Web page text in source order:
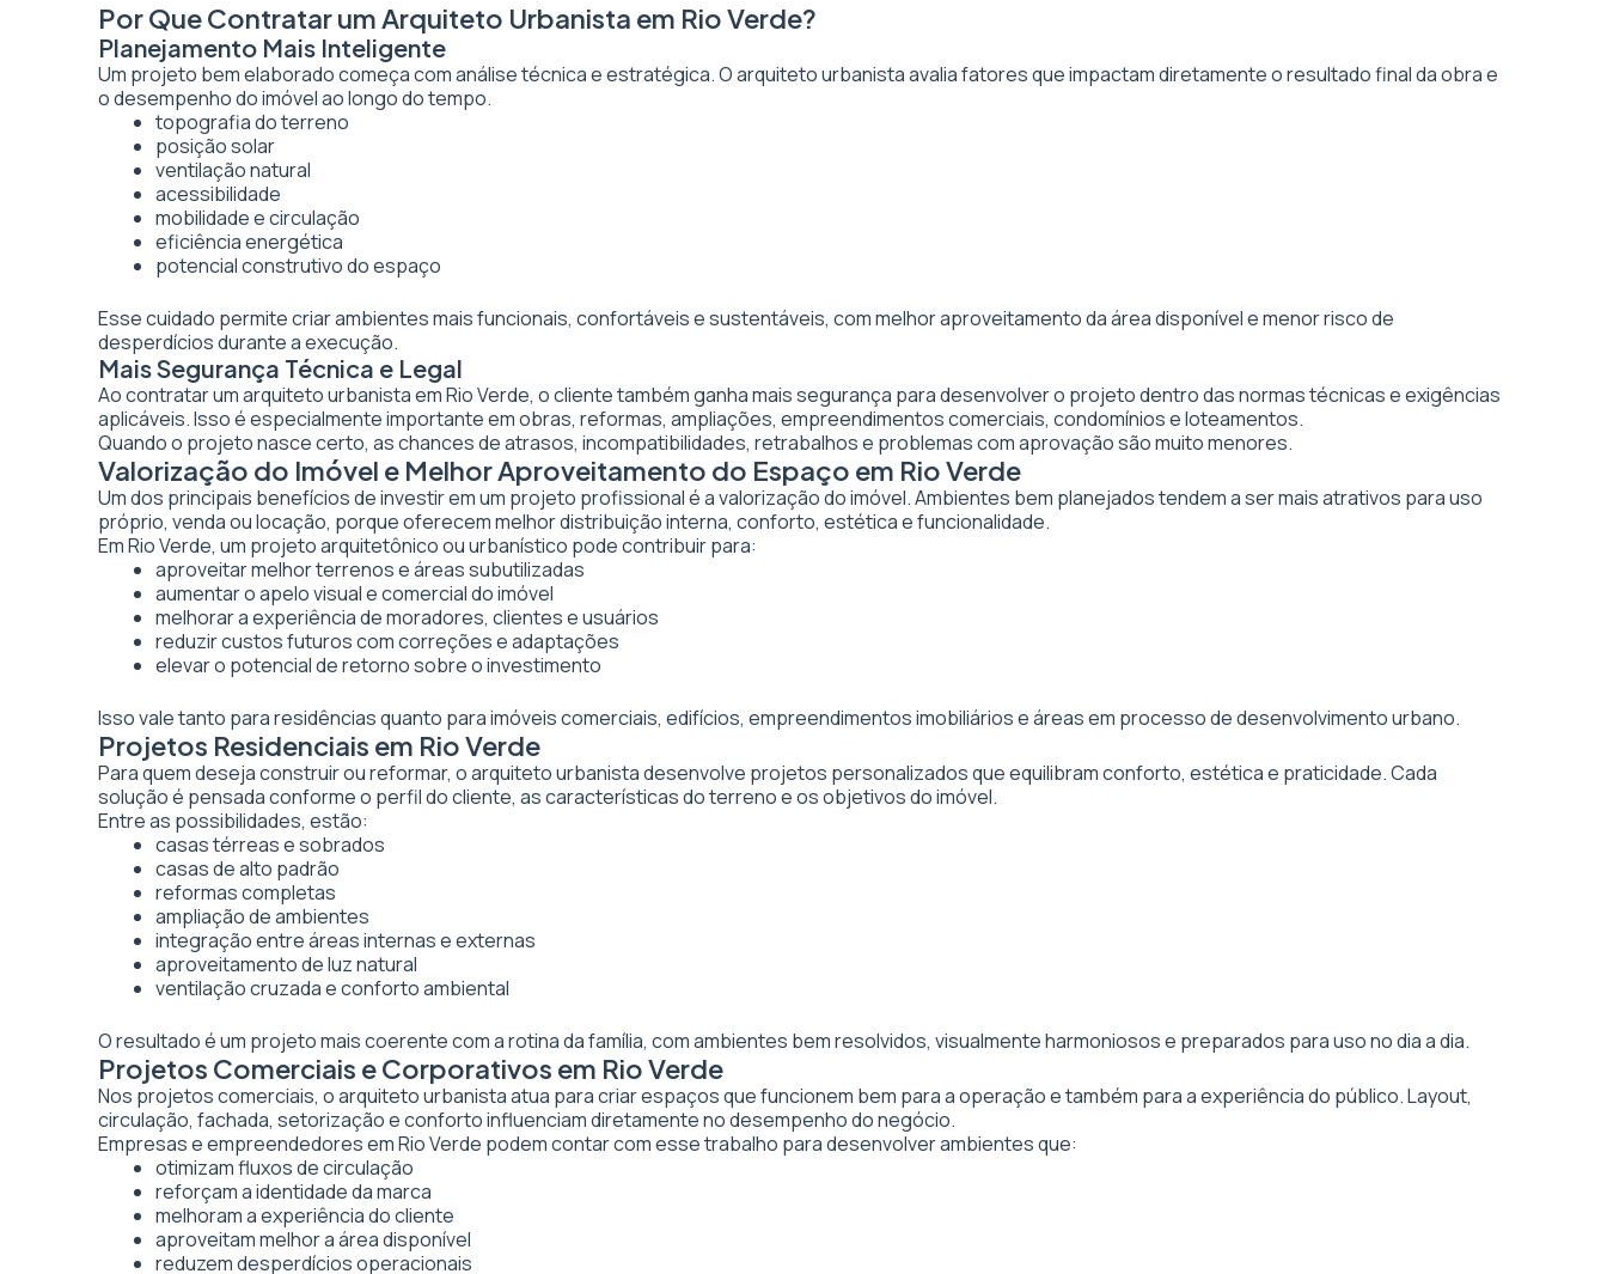
Por Que Contratar um Arquiteto Urbanista em Rio Verde?
Planejamento Mais Inteligente
Um projeto bem elaborado começa com análise técnica e estratégica. O arquiteto urbanista avalia fatores que impactam diretamente o resultado final da obra e
o desempenho do imóvel ao longo do tempo.
topografia do terreno
posição solar
ventilação natural
acessibilidade
mobilidade e circulação
eficiência energética
potencial construtivo do espaço
Esse cuidado permite criar ambientes mais funcionais, confortáveis e sustentáveis, com melhor aproveitamento da área disponível e menor risco de
desperdícios durante a execução.
Mais Segurança Técnica e Legal
Ao contratar um arquiteto urbanista em Rio Verde, o cliente também ganha mais segurança para desenvolver o projeto dentro das normas técnicas e exigências
aplicáveis. Isso é especialmente importante em obras, reformas, ampliações, empreendimentos comerciais, condomínios e loteamentos.
Quando o projeto nasce certo, as chances de atrasos, incompatibilidades, retrabalhos e problemas com aprovação são muito menores.
Valorização do Imóvel e Melhor Aproveitamento do Espaço em Rio Verde
Um dos principais benefícios de investir em um projeto profissional é a valorização do imóvel. Ambientes bem planejados tendem a ser mais atrativos para uso
próprio, venda ou locação, porque oferecem melhor distribuição interna, conforto, estética e funcionalidade.
Em Rio Verde, um projeto arquitetônico ou urbanístico pode contribuir para:
aproveitar melhor terrenos e áreas subutilizadas
aumentar o apelo visual e comercial do imóvel
melhorar a experiência de moradores, clientes e usuários
reduzir custos futuros com correções e adaptações
elevar o potencial de retorno sobre o investimento
Isso vale tanto para residências quanto para imóveis comerciais, edifícios, empreendimentos imobiliários e áreas em processo de desenvolvimento urbano.
Projetos Residenciais em Rio Verde
Para quem deseja construir ou reformar, o arquiteto urbanista desenvolve projetos personalizados que equilibram conforto, estética e praticidade. Cada
solução é pensada conforme o perfil do cliente, as características do terreno e os objetivos do imóvel.
Entre as possibilidades, estão:
casas térreas e sobrados
casas de alto padrão
reformas completas
ampliação de ambientes
integração entre áreas internas e externas
aproveitamento de luz natural
ventilação cruzada e conforto ambiental
O resultado é um projeto mais coerente com a rotina da família, com ambientes bem resolvidos, visualmente harmoniosos e preparados para uso no dia a dia.
Projetos Comerciais e Corporativos em Rio Verde
Nos projetos comerciais, o arquiteto urbanista atua para criar espaços que funcionem bem para a operação e também para a experiência do público. Layout,
circulação, fachada, setorização e conforto influenciam diretamente no desempenho do negócio.
Empresas e empreendedores em Rio Verde podem contar com esse trabalho para desenvolver ambientes que:
otimizam fluxos de circulação
reforçam a identidade da marca
melhoram a experiência do cliente
aproveitam melhor a área disponível
reduzem desperdícios operacionais